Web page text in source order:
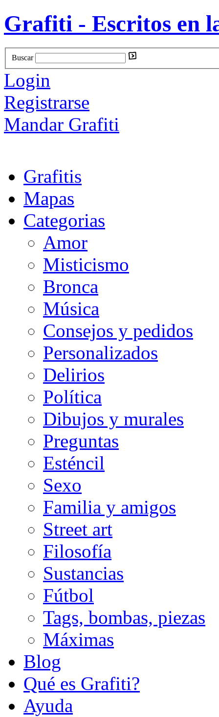
Grafiti - Escritos en
Buscar
Login
Registrarse
Mandar Grafiti
Grafitis
Mapas
Categorias
Amor
Misticismo
Bronca
Música
Consejos y pedidos
Personalizados
Delirios
Política
Dibujos y murales
Preguntas
Esténcil
Sexo
Familia y amigos
Street art
Filosofía
Sustancias
Fútbol
Tags, bombas, piezas
Máximas
Blog
Qué es Grafiti?
Ayuda